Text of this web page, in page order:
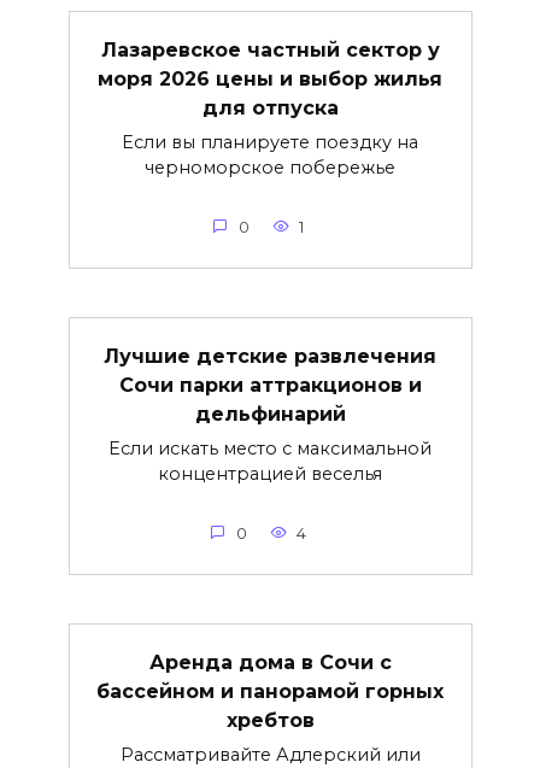
Лазаревское частный сектор у
моря 2026 цены и выбор жилья
для отпуска
Если вы планируете поездку на
черноморское побережье
0 1
Лучшие детские развлечения
Сочи парки аттракционов и
дельфинарий
Если искать место с максимальной
концентрацией веселья
0 4
Аренда дома в Сочи с
бассейном и панорамой горных
хребтов
Рассматривайте Адлерский или